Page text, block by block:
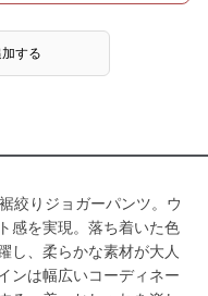
する
絞りジョガーパンツ。ウ
感を実現。落ち着いた色
し、柔らかな素材が大人
ンは幅広いコーディネー